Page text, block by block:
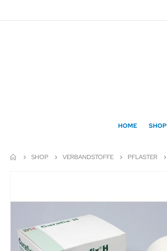
zum
HOME SHOP
SHOP VERBANDSTOFFE PFLASTER